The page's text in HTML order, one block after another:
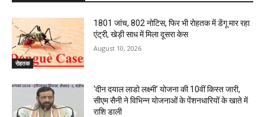
रोहतक
1801 जांच, 802 नोटिस, फिर भी रोहतक में डेंगू मार रहा
एंट्री, खेड़ी साध में मिला दूसरा केस
August 10, 2026
‘दीन दयाल लाडो लक्ष्मी’ योजना की 10वीं किस्त जारी,
सीएम सैनी ने विभिन्न योजनाओं के पेंशनधारियों के खाते में
राशि डाली